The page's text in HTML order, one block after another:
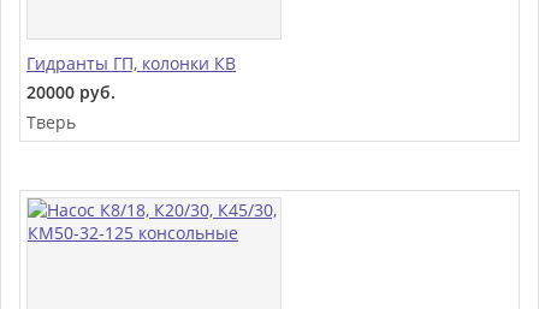
Гидранты ГП, колонки КВ
20000 руб.
Тверь